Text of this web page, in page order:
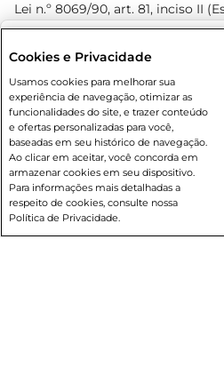
Rio de Janeiro (RJ) Goiás (GO)
Ou
Caso queira comprar online,
suas compras:
Entrega em casa
Lei n.º 8069/90, art. 81, inciso II
Adolescente). Preços e
prévio. O valor mínimo para as
80,00.
© 2026 Copyright.
reservados
Cookies e Privacidade
Usamos cookies para melhorar sua
experiência de navegação, otimizar as
funcionalidades do site, e trazer conteúdo
e ofertas personalizadas para você,
baseadas em seu histórico de navegação.
Ao clicar em aceitar, você concorda em
armazenar cookies em seu dispositivo.
Para informações mais detalhadas a
respeito de cookies, consulte nossa
Política de Privacidade.